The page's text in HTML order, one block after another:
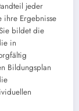
jeder
ihre Ergebnisse
bildet die
in
Bildungsplan